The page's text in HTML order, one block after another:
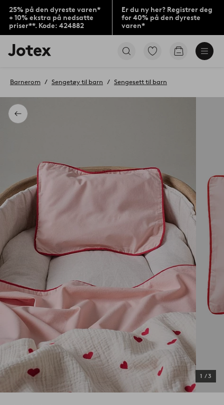
25% på den dyreste varen*
+ 10% ekstra på nedsatte
priser**. Kode: 424882
Er du ny her? Registrer deg
for 40% på den dyreste
varen*
Jotex’
logo
til
Gå
produkter
Gå
Tilbake
Barnerom Sengetøy til barn Sengesett til barn
1 /3